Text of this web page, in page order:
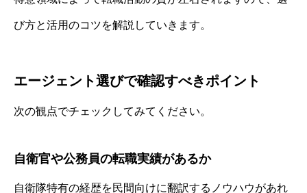
び方と活用のコツを解説していきます。
エージェント選びで確認すべきポイント
次の観点でチェックしてみてください。
自衛官や公務員の転職実績があるか
自衛隊特有の経歴を民間向けに翻訳するノウハウがあれ